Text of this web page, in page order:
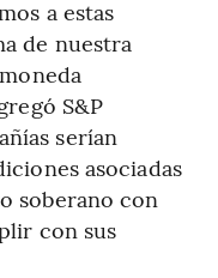
a estas
de nuestra
S&P
serían
asociadas
soberano con
con sus